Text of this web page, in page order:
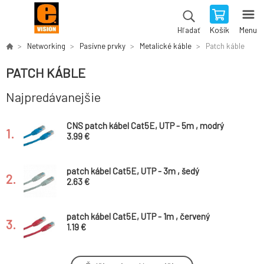
Hľadať Košík Menu
Networking Pasívne prvky Metalické káble Patch káble
PATCH KÁBLE
Najpredávanejšie
1.
CNS patch kábel Cat5E, UTP - 5m , modrý
3.99 €
2.
patch kábel Cat5E, UTP - 3m , šedý
2.63 €
3.
patch kábel Cat5E, UTP - 1m , červený
1.19 €
patch kábel Cat6A, SFTP, LS0H - 2m,